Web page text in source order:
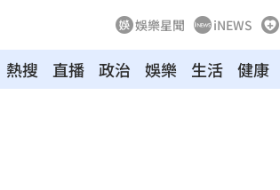
娛樂星聞 iNEWS
熱搜 直播 政治 娛樂 生活 健康